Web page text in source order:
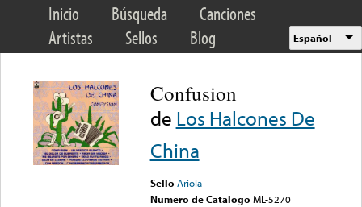
Inicio Búsqueda
Canciones
Artistas
Sellos Blog Español
Confusion
de Los Halcones De
China
Sello Ariola
Numero de Catalogo ML-5270